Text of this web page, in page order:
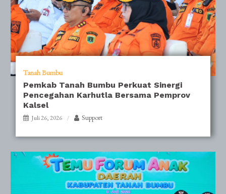
Tanah Bumbu
Pemkab Tanah Bumbu Perkuat Sinergi
Pencegahan Karhutla Bersama Pemprov
Kalsel
Juli 26, 2026 Support